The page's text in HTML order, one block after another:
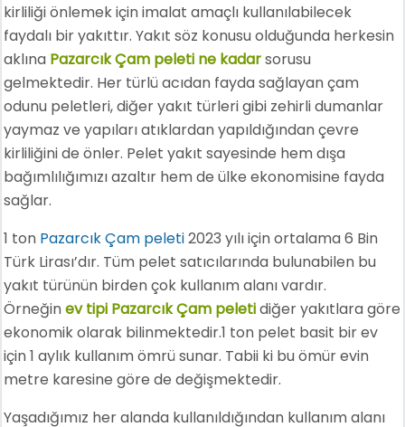
kirliliği önlemek için imalat amaçlı kullanılabilecek
faydalı bir yakıttır. Yakıt söz konusu olduğunda herkesin
aklına Pazarcık Çam peleti ne kadarsorusu
gelmektedir. Her türlü acıdan fayda sağlayan çam
odunu peletleri, diğer yakıt türleri gibi zehirli dumanlar
yaymaz ve yapıları atıklardan yapıldığından çevre
kirliliğini de önler. Pelet yakıt sayesinde hem dışa
bağımlılığımızı azaltır hem de ülke ekonomisine fayda
sağlar.
1 ton Pazarcık Çam peleti2023 yılı için ortalama 6 Bin
Türk Lirası’dır. Tüm pelet satıcılarında bulunabilen bu
yakıt türünün birden çok kullanım alanı vardır.
Örneğinev tipi Pazarcık Çam peletidiğer yakıtlara göre
ekonomik olarak bilinmektedir.1 ton pelet basit bir ev
için 1 aylık kullanım ömrü sunar. Tabii ki bu ömür evin
metre karesine göre de değişmektedir.
Yaşadığımız her alanda kullanıldığından kullanım alanı